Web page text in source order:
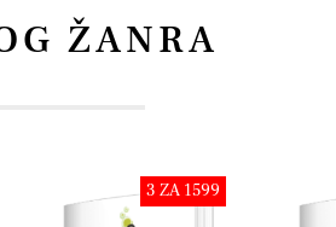
ŽANRA
3 ZA 1599